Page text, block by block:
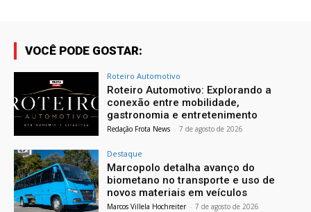
VOCÊ PODE GOSTAR:
Roteiro Automotivo
Roteiro Automotivo: Explorando a
conexão entre mobilidade,
gastronomia e entretenimento
Redação Frota News - 7 de agosto de 2026
Destaque
Marcopolo detalha avanço do
biometano no transporte e uso de
novos materiais em veículos
Marcos Villela Hochreiter - 7 de agosto de 2026